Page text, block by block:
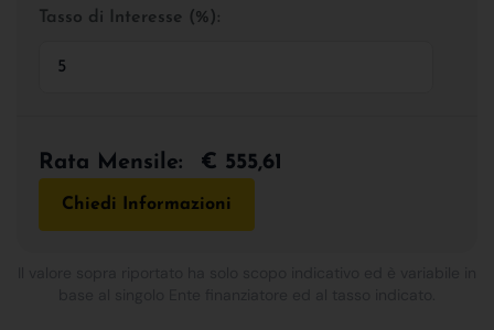
Tasso di Interesse (%):
Rata Mensile: € 555,61
Chiedi Informazioni